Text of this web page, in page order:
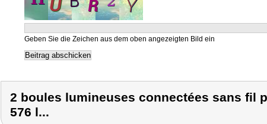
Geben Sie die Zeichen aus dem oben angezeigten Bild ein
2 boules lumineuses connectées sans fil
576 l...